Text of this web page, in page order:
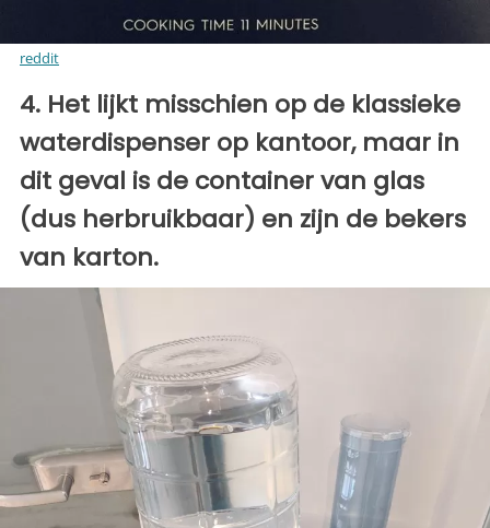
reddit
4. Het lijkt misschien op de klassieke
waterdispenser op kantoor, maar in
dit geval is de container van glas
(dus herbruikbaar) en zijn de bekers
van karton.